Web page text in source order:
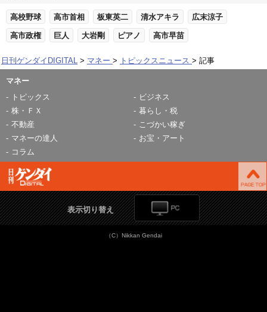
高校野球 高市首相 板東英二 清水アキラ 広末涼子
高市政権 巨人 大岩剛 ピアノ 高市早苗
日刊ゲンダイDIGITAL マネー トピックスニュース 記事
マネー
トピックス
ビジネス
株・ＦＸ
暮らし・税
不動産
こづかい稼ぎ
マネーの達人
お宝・アート
コラム
表示切り替え
（C）Nikkan Gendai